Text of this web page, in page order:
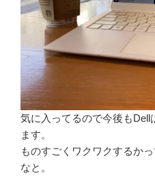
気に入ってるので今後も
ます。
ものすごくワクワクするか
なと。